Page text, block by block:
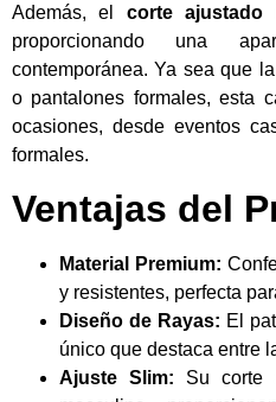
Además, el corte ajustado
proporcionando una
contemporánea. Ya sea que
o pantalones formales, esta
ocasiones, desde eventos
formales.
Ventajas del
Material Premium:
y resistentes, perfecta
Diseño de Rayas: El
único que destaca entre
Ajuste Slim: Su corte